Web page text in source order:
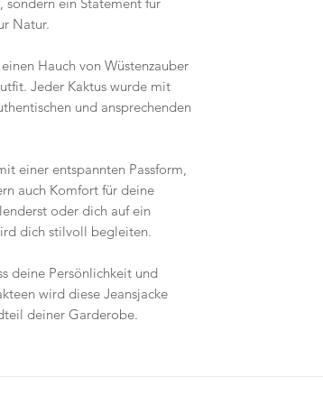
sondern ein Statement für
Natur.
Hauch von Wüstenzauber
Jeder Kaktus wurde mit
und ansprechenden
einer entspannten Passform,
auch Komfort für deine
oder dich auf ein
dich stilvoll begleiten.
deine Persönlichkeit und
wird diese Jeansjacke
deiner Garderobe.